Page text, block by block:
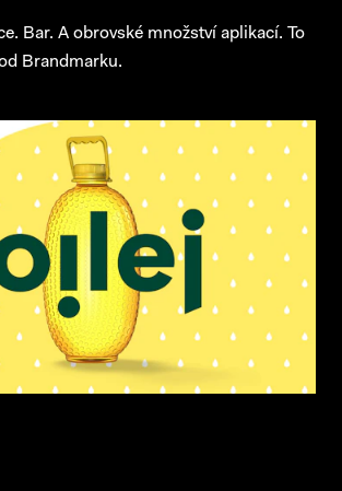
Bar. A obrovské množství aplikací. To
Brandmarku.